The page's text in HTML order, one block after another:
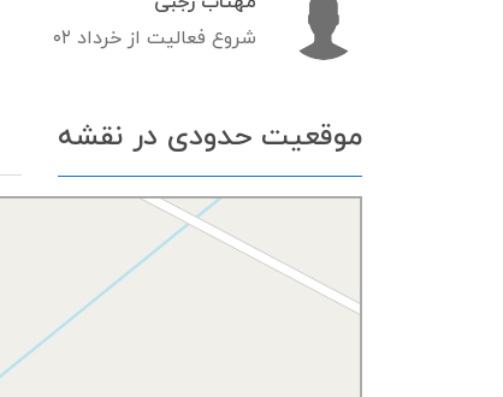
شروع فعالیت از خرداد ۰۲
موقعیت حدودی در نقشه